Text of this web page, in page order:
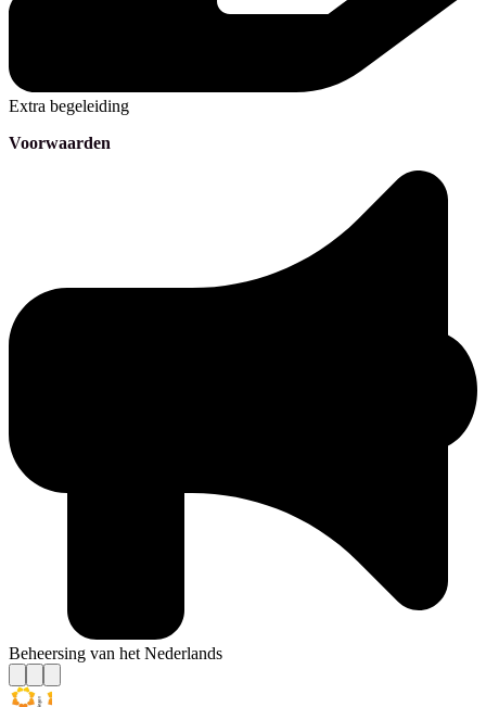
Extra begeleiding
Voorwaarden
Beheersing van het Nederlands